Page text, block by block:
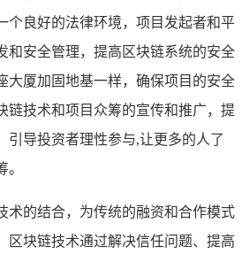
个良好的法律环境，项目发起者和平
和安全管理，提高区块链系统的安全
大厦加固地基一样，确保项目的安全
链技术和项目众筹的宣传和推广，提
引导投资者理性参与,让更多的人了
术的结合，为传统的融资和合作模式
区块链技术通过解决信任问题、提高